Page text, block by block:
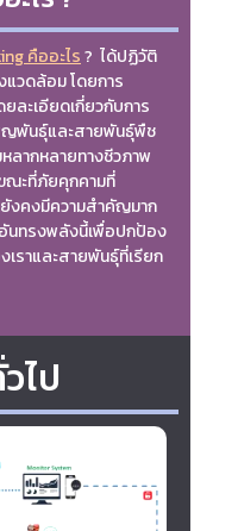
คืออะไร? ได้ปฏิวัติ
วดล้อม โดยการ
ละเอียดเกี่ยวกับการ
ญพันธุ์และสายพันธุ์พืช
หลากหลายทางชีวภาพ
ณะที่ภัยคุกคามที่
งคงมีความสำคัญมาก
อันทรงพลังนี้เพื่อปกป้อง
ราและสายพันธุ์ที่เรียก
ไป